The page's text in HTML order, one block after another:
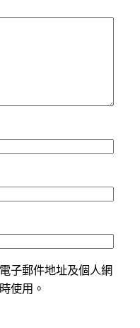
子郵件地址及個人網
使用。